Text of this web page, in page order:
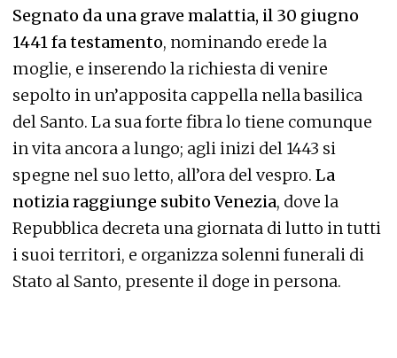
Segnato da una grave malattia, il 30 giugno
1441 fa testamento, nominando erede la
moglie, e inserendo la richiesta di venire
sepolto in un’apposita cappella nella basilica
del Santo. La sua forte fibra lo tiene comunque
in vita ancora a lungo; agli inizi del 1443 si
spegne nel suo letto, all’ora del vespro. La
notizia raggiunge subito Venezia, dove la
Repubblica decreta una giornata di lutto in tutti
i suoi territori, e organizza solenni funerali di
Stato al Santo, presente il doge in persona.